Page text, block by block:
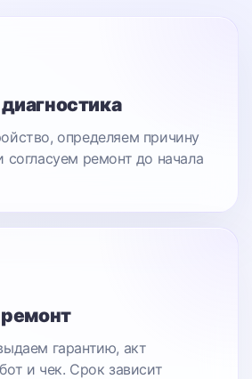
определяем причину
согласуем ремонт до начала
ремонт
гарантию, акт
и чек. Срок зависит